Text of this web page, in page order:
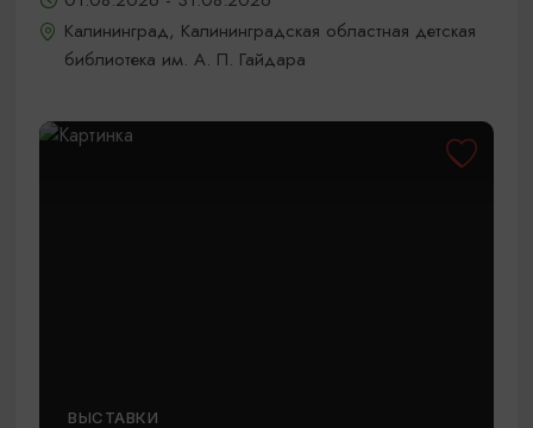
Калининград, Калининградская областная детская
библиотека им. А. П. Гайдара
ВЫСТАВКИ